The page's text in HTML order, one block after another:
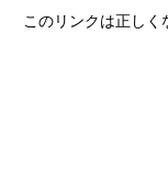
このリンクは正し